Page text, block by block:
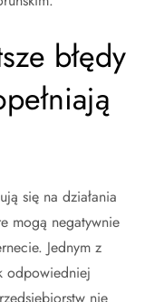
błędy
się na działania
mogą negatywnie
Jednym z
odpowiedniej
nie